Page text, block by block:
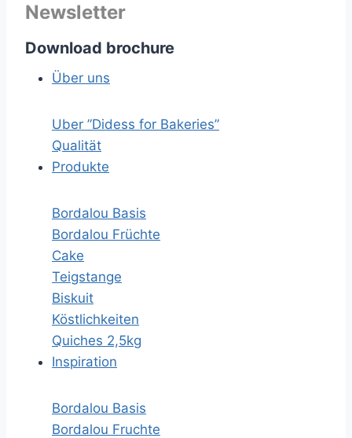
Newsletter
Download brochure
Über uns
Uber ”Didess for Bakeries”
Qualität
Produkte
Bordalou Basis
Bordalou Früchte
Cake
Teigstange
Biskuit
Köstlichkeiten
Quiches 2,5kg
Inspiration
Bordalou Basis
Bordalou Fruchte